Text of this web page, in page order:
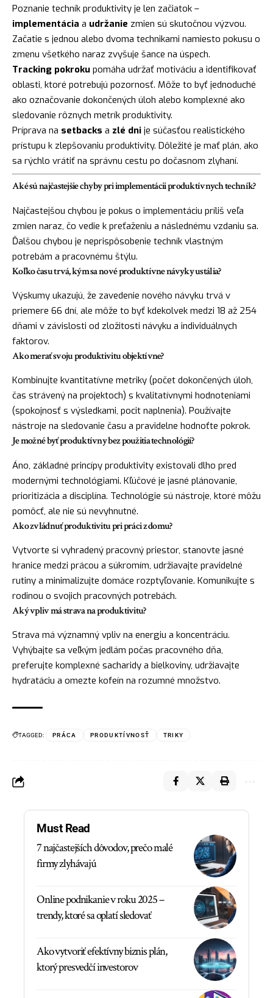
Poznanie techník produktivity je len začiatok –
implementácia a udržanie zmien sú skutočnou výzvou.
Začatie s jednou alebo dvoma technikami namiesto pokusu o
zmenu všetkého naraz zvyšuje šance na úspech.
Tracking pokroku pomáha udržať motiváciu a identifikovať
oblasti, ktoré potrebujú pozornosť. Môže to byť jednoduché
ako označovanie dokončených úloh alebo komplexné ako
sledovanie rôznych metrík produktivity.
Príprava na setbacks a zlé dni je súčasťou realistického
prístupu k zlepšovaniu produktivity. Dôležité je mať plán, ako
sa rýchlo vrátiť na správnu cestu po dočasnom zlyhaní.
Aké sú najčastejšie chyby pri implementácii produktívnych techník?
Najčastejšou chybou je pokus o implementáciu príliš veľa
zmien naraz, čo vedie k preťaženiu a následnému vzdaniu sa.
Ďalšou chybou je neprispôsobenie techník vlastným
potrebám a pracovnému štýlu.
Koľko času trvá, kým sa nové produktívne návyky ustália?
Výskumy ukazujú, že zavedenie nového návyku trvá v
priemere 66 dní, ale môže to byť kdekolvek medzi 18 až 254
dňami v závislosti od zložitosti návyku a individuálnych
faktorov.
Ako merať svoju produktivitu objektívne?
Kombinujte kvantitatívne metriky (počet dokončených úloh,
čas strávený na projektoch) s kvalitatívnymi hodnoteniami
(spokojnosť s výsledkami, pocit naplnenia). Používajte
nástroje na sledovanie času a pravidelne hodnoťte pokrok.
Je možné byť produktívny bez použitia technológií?
Áno, základné princípy produktivity existovali dlho pred
modernými technológiami. Kľúčové je jasné plánovanie,
prioritizácia a disciplína. Technológie sú nástroje, ktoré môžu
pomôcť, ale nie sú nevyhnutné.
Ako zvládnuť produktivitu pri práci z domu?
Vytvorte si vyhradený pracovný priestor, stanovte jasné
hranice medzi prácou a súkromím, udržiavajte pravidelné
rutiny a minimalizujte domáce rozptyľovanie. Komunikujte s
rodinou o svojich pracovných potrebách.
Aký vpliv má strava na produktivitu?
Strava má významný vpliv na energiu a koncentráciu.
Vyhýbajte sa veľkým jedlám počas pracovného dňa,
preferujte komplexné sacharidy a bielkoviny, udržiavajte
hydratáciu a omezte kofeín na rozumné množstvo.
TAGGED: PRÁCA PRODUKTÍVNOSŤ TRIKY
Must Read
7 najčastejších dôvodov, prečo malé
firmy zlyhávajú
Online podnikanie v roku 2025 –
trendy, ktoré sa oplatí sledovať
Ako vytvoriť efektívny biznis plán,
ktorý presvedčí investorov